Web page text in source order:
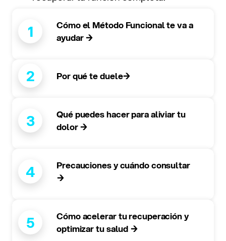
1
Cómo el Método Funcional te va a
ayudar →
2 Por qué te duele→
3
Qué puedes hacer para aliviar tu
dolor →
4
Precauciones y cuándo consultar
→
5
Cómo acelerar tu recuperación y
optimizar tu salud →